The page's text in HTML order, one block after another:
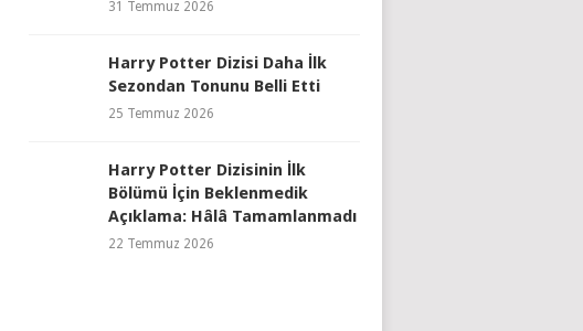
31 Temmuz 2026
Harry Potter Dizisi Daha İlk
Sezondan Tonunu Belli Etti
25 Temmuz 2026
Harry Potter Dizisinin İlk
Bölümü İçin Beklenmedik
Açıklama: Hâlâ Tamamlanmadı
22 Temmuz 2026